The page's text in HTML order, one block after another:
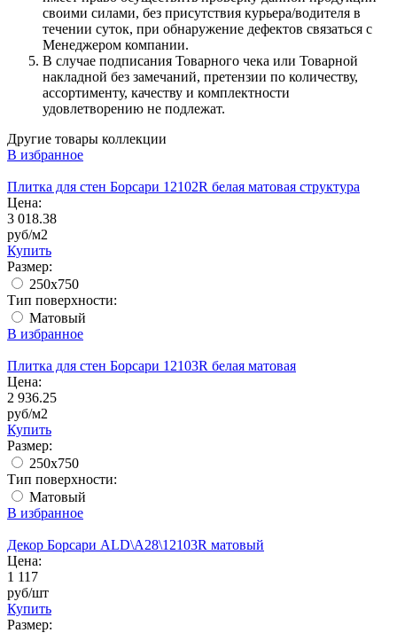
своими силами, без присутствия курьера/водителя в
течении суток, при обнаружение дефектов связаться с
Менеджером компании.
В случае подписания Товарного чека или Товарной
накладной без замечаний, претензии по количеству,
ассортименту, качеству и комплектности
удовлетворению не подлежат.
Другие товары коллекции
В избранное
Плитка для стен Борсари 12102R белая матовая структура
Цена:
3 018.38
руб/м2
Купить
Размер:
250x750
Тип поверхности:
Матовый
В избранное
Плитка для стен Борсари 12103R белая матовая
Цена:
2 936.25
руб/м2
Купить
Размер:
250x750
Тип поверхности:
Матовый
В избранное
Декор Борсари ALD\A28\12103R матовый
Цена:
1 117
руб/шт
Купить
Размер: